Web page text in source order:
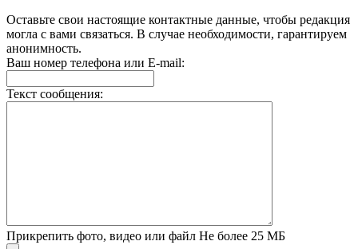
Оставьте свои настоящие контактные данные, чтобы редакция
могла с вами связаться. В случае необходимости, гарантируем
анонимность.
Ваш номер телефона или E-mail:
Текст сообщения:
Прикрепить фото, видео или файл Не более 25 МБ